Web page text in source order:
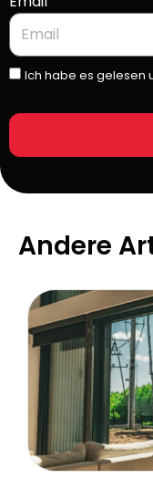
Ich habe es gelesen
Andere